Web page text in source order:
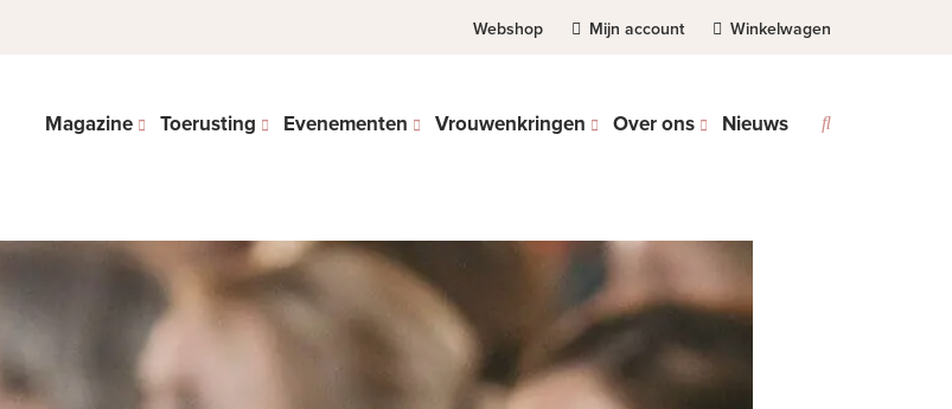
Webshop Mijn account Winkelwagen
Magazine Toerusting Evenementen Vrouwenkringen Over ons Nieuws